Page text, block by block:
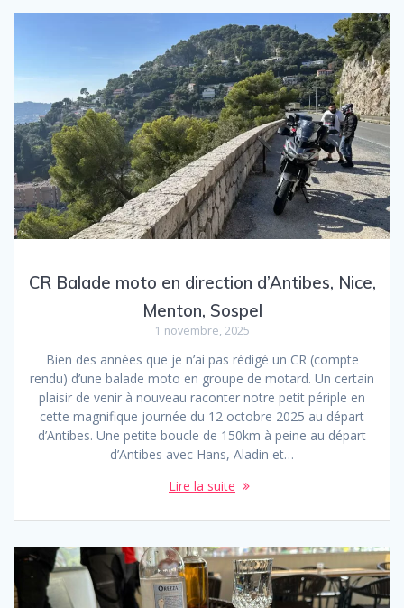
CR Balade moto en direction d’Antibes, Nice,
Menton, Sospel
1 novembre, 2025
Bien des années que je n’ai pas rédigé un CR (compte
rendu) d’une balade moto en groupe de motard. Un certain
plaisir de venir à nouveau raconter notre petit périple en
cette magnifique journée du 12 octobre 2025 au départ
d’Antibes. Une petite boucle de 150km à peine au départ
d’Antibes avec Hans, Aladin et…
Lire la suite